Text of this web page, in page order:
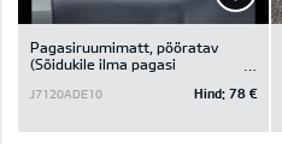
Pagasiruumimatt, pööratav
(Sõidukile ilma pagasi
ilma kõlariteta pagasiruumis)
J7120ADE10 Hind: 78 €